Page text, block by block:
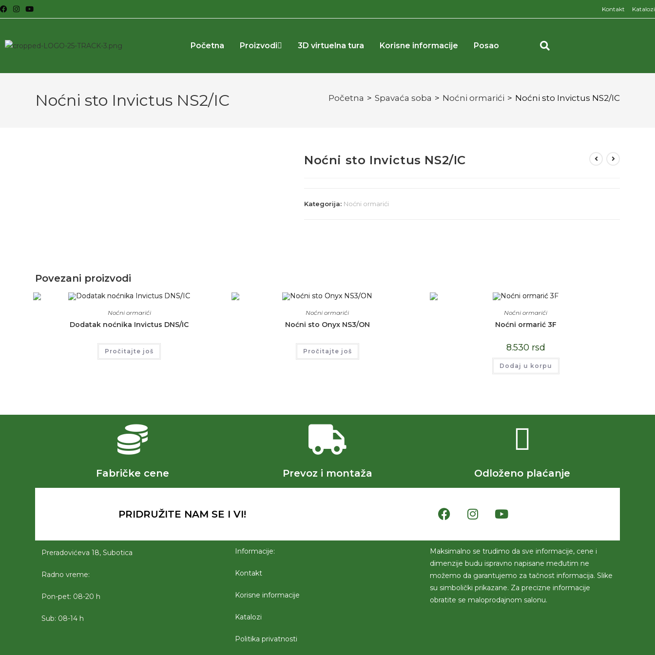
Kontakt Katalozi
Početna Proizvodi 3D virtuelna tura Korisne informacije Posao
Noćni sto Invictus NS2/IC Početna > Spavaća soba > Noćni ormarići > Noćni sto Invictus NS2/IC
Noćni sto Invictus NS2/IC
Kategorija: Noćni ormarići
Povezani proizvodi
Noćni ormarići
Dodatak noćnika Invictus DNS/IC
Pročitajte još
Noćni ormarići
Noćni sto Onyx NS3/ON
Pročitajte još
Noćni ormarići
Noćni ormarić 3F
8.530 rsd
Dodaj u korpu
Fabričke cene Prevoz i montaža Odloženo plaćanje
PRIDRUŽITE NAM SE I VI!
Preradovićeva 18, Subotica
Radno vreme:
Pon-pet: 08-20 h
Sub: 08-14 h
Informacije:
Kontakt
Korisne informacije
Katalozi
Politika privatnosti
Maksimalno se trudimo da sve informacije, cene i
dimenzije budu ispravno napisane međutim ne
možemo da garantujemo za tačnost informacija. Slike
su simbolički prikazane. Za precizne informacije
obratite se maloprodajnom salonu.